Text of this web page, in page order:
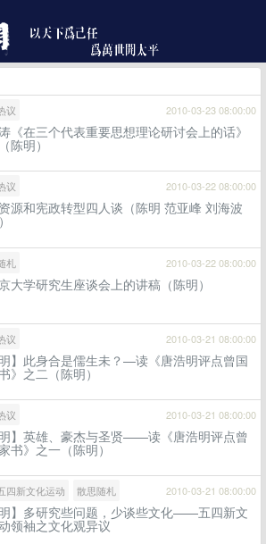
议 2010-03-23 08:00:00
《在三个代表重要思想理论研讨会上的话》
陈明）
议 2010-03-22 08:00:00
源和宪政转型四人谈（陈明 范亚峰 刘海波
札 2010-03-22 08:00:00
大学研究生座谈会上的讲稿（陈明）
议 2010-03-21 08:00:00
明】此身合是儒生未？—读《唐浩明评点曾国
》之二（陈明）
议 2010-03-21 08:00:00
明】英雄、豪杰与圣贤——读《唐浩明评点曾
书》之一（陈明）
四新文化运动 散思随札 2010-03-21 08:00:00
明】多研究些问题，少谈些文化——五四新文
领袖之文化观异议